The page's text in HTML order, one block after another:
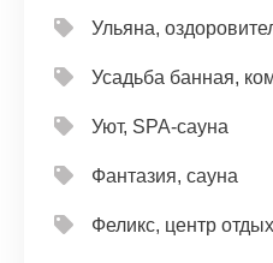
Ульяна,
Усадьба банная,
Уют, SPA-сауна
Фантазия, сауна
Феликс, центр